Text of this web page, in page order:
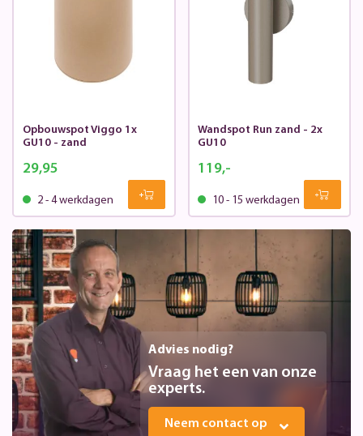
Opbouwspot Viggo 1x
GU10 - zand
29,95
2 - 4 werkdagen
Wandspot Run zand - 2x
GU10
119,-
10 - 15 werkdagen
Advies nodig?
Vraag het een van onze
experts.
Neem contact op